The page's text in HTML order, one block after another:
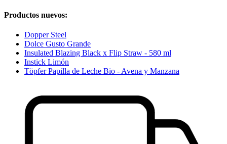
Productos nuevos:
Dopper Steel
Dolce Gusto Grande
Insulated Blazing Black x Flip Straw - 580 ml
Instick Limón
Töpfer Papilla de Leche Bio - Avena y Manzana